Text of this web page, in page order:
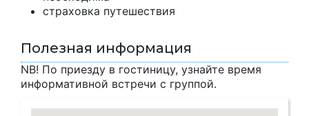
страховка путешествия
Полезная информация
NB! По приезду в гостиницу, узнайте время
информативной встречи с группой.